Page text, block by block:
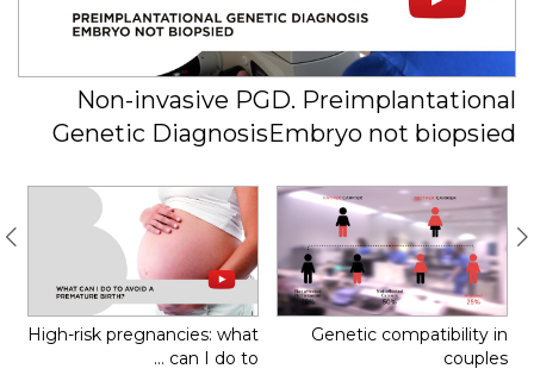
Non-invasive PGD. Preimplantational
Genetic DiagnosisEmbryo not biopsied
Genetic compatibility in
couples
High-risk pregnancies: what
can I do to …